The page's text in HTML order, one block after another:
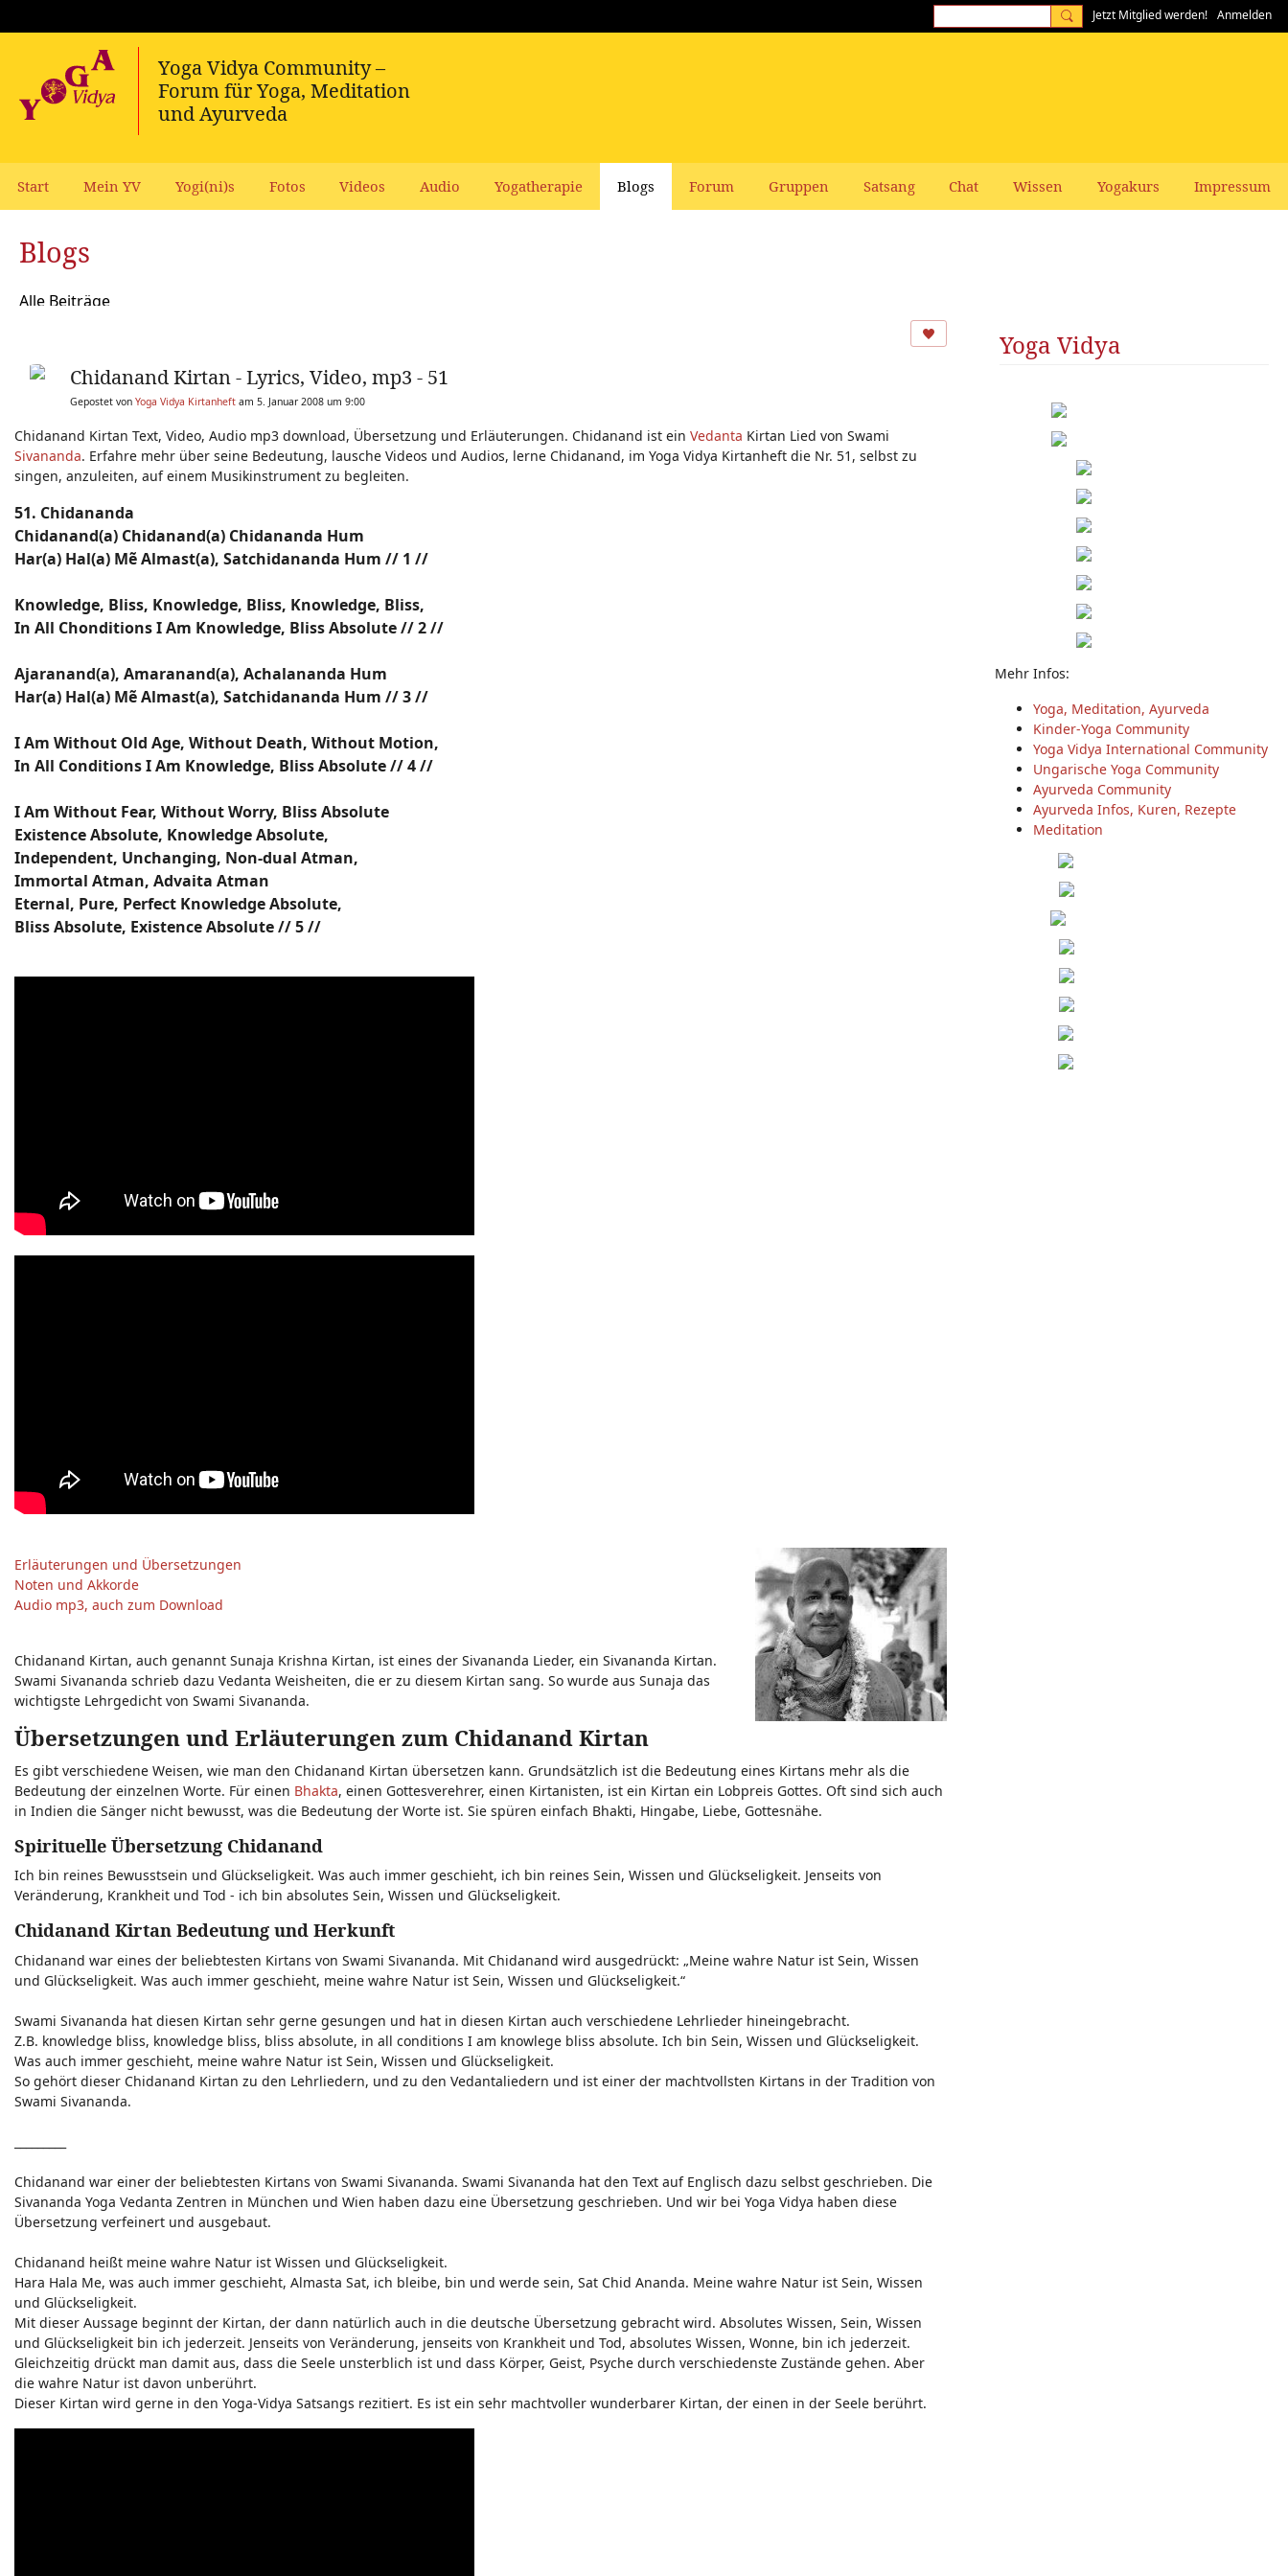
Jetzt Mitglied werden! Anmelden
Start Mein YV Yogi(ni)s Fotos Videos Audio Yogatherapie Blogs Forum Gruppen Satsang Chat Wissen Yogakurs Impressum
Blogs
Alle Beiträge
Chidanand Kirtan - Lyrics, Video, mp3 - 51
Gepostet von Yoga Vidya Kirtanheft am 5. Januar 2008 um 9:00
Chidanand Kirtan Text, Video, Audio mp3 download, Übersetzung und Erläuterungen. Chidanand ist ein Vedanta Kirtan Lied von Swami
Sivananda. Erfahre mehr über seine Bedeutung, lausche Videos und Audios, lerne Chidanand, im Yoga Vidya Kirtanheft die Nr. 51, selbst zu
singen, anzuleiten, auf einem Musikinstrument zu begleiten.
51. Chidananda
Chidanand(a) Chidanand(a) Chidananda Hum
Har(a) Hal(a) Mẽ Almast(a), Satchidananda Hum // 1 //
Knowledge, Bliss, Knowledge, Bliss, Knowledge, Bliss,
In All Chonditions I Am Knowledge, Bliss Absolute // 2 //
Ajaranand(a), Amaranand(a), Achalananda Hum
Har(a) Hal(a) Mẽ Almast(a), Satchidananda Hum // 3 //
I Am Without Old Age, Without Death, Without Motion,
In All Conditions I Am Knowledge, Bliss Absolute // 4 //
I Am Without Fear, Without Worry, Bliss Absolute
Existence Absolute, Knowledge Absolute,
Independent, Unchanging, Non-dual Atman,
Immortal Atman, Advaita Atman
Eternal, Pure, Perfect Knowledge Absolute,
Bliss Absolute, Existence Absolute // 5 //
Erläuterungen und Übersetzungen
Noten und Akkorde
Audio mp3, auch zum Download
Chidanand Kirtan, auch genannt Sunaja Krishna Kirtan, ist eines der Sivananda Lieder, ein Sivananda Kirtan.
Swami Sivananda schrieb dazu Vedanta Weisheiten, die er zu diesem Kirtan sang. So wurde aus Sunaja das
wichtigste Lehrgedicht von Swami Sivananda.
Übersetzungen und Erläuterungen zum Chidanand Kirtan
Es gibt verschiedene Weisen, wie man den Chidanand Kirtan übersetzen kann. Grundsätzlich ist die Bedeutung eines Kirtans mehr als die
Bedeutung der einzelnen Worte. Für einen Bhakta, einen Gottesverehrer, einen Kirtanisten, ist ein Kirtan ein Lobpreis Gottes. Oft sind sich auch
in Indien die Sänger nicht bewusst, was die Bedeutung der Worte ist. Sie spüren einfach Bhakti, Hingabe, Liebe, Gottesnähe.
Spirituelle Übersetzung Chidanand
Ich bin reines Bewusstsein und Glückseligkeit. Was auch immer geschieht, ich bin reines Sein, Wissen und Glückseligkeit. Jenseits von
Veränderung, Krankheit und Tod - ich bin absolutes Sein, Wissen und Glückseligkeit.
Chidanand Kirtan Bedeutung und Herkunft
Chidanand war eines der beliebtesten Kirtans von Swami Sivananda. Mit Chidanand wird ausgedrückt: „Meine wahre Natur ist Sein, Wissen
und Glückseligkeit. Was auch immer geschieht, meine wahre Natur ist Sein, Wissen und Glückseligkeit.“
Swami Sivananda hat diesen Kirtan sehr gerne gesungen und hat in diesen Kirtan auch verschiedene Lehrlieder hineingebracht.
Z.B. knowledge bliss, knowledge bliss, bliss absolute, in all conditions I am knowlege bliss absolute. Ich bin Sein, Wissen und Glückseligkeit.
Was auch immer geschieht, meine wahre Natur ist Sein, Wissen und Glückseligkeit.
So gehört dieser Chidanand Kirtan zu den Lehrliedern, und zu den Vedantaliedern und ist einer der machtvollsten Kirtans in der Tradition von
Swami Sivananda.
Chidanand war einer der beliebtesten Kirtans von Swami Sivananda. Swami Sivananda hat den Text auf Englisch dazu selbst geschrieben. Die
Sivananda Yoga Vedanta Zentren in München und Wien haben dazu eine Übersetzung geschrieben. Und wir bei Yoga Vidya haben diese
Übersetzung verfeinert und ausgebaut.
Chidanand heißt meine wahre Natur ist Wissen und Glückseligkeit.
Hara Hala Me, was auch immer geschieht, Almasta Sat, ich bleibe, bin und werde sein, Sat Chid Ananda. Meine wahre Natur ist Sein, Wissen
und Glückseligkeit.
Mit dieser Aussage beginnt der Kirtan, der dann natürlich auch in die deutsche Übersetzung gebracht wird. Absolutes Wissen, Sein, Wissen
und Glückseligkeit bin ich jederzeit. Jenseits von Veränderung, jenseits von Krankheit und Tod, absolutes Wissen, Wonne, bin ich jederzeit.
Gleichzeitig drückt man damit aus, dass die Seele unsterblich ist und dass Körper, Geist, Psyche durch verschiedenste Zustände gehen. Aber
die wahre Natur ist davon unberührt.
Dieser Kirtan wird gerne in den Yoga-Vidya Satsangs rezitiert. Es ist ein sehr machtvoller wunderbarer Kirtan, der einen in der Seele berührt.
Yoga Vidya
Mehr Infos:
Yoga, Meditation, Ayurveda
Kinder-Yoga Community
Yoga Vidya International Community
Ungarische Yoga Community
Ayurveda Community
Ayurveda Infos, Kuren, Rezepte
Meditation